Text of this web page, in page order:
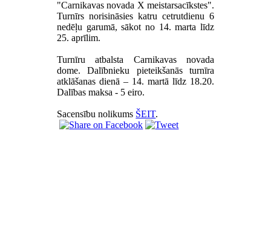
"Carnikavas novada X meistarsacīkstes".
Turnīrs norisināsies katru cetrutdienu 6
nedēļu garumā, sākot no 14. marta līdz
25. aprīlim.
Turnīru atbalsta Carnikavas novada
dome. Dalībnieku pieteikšanās turnīra
atklāšanas dienā – 14. martā līdz 18.20.
Dalības maksa - 5 eiro.
Sacensību nolikums ŠEIT.